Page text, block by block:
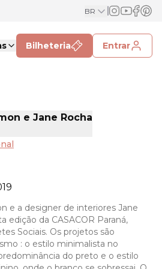
BR
Bilheteria Entrar
e Jane Rocha
e a designer de interiores Jane
edição da CASACOR Paraná,
Sociais. Os projetos são
: o estilo minimalista no
do preto e o estilo